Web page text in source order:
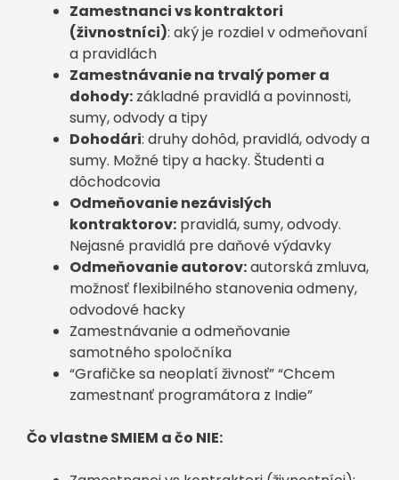
Zamestnanci vs kontraktori
(živnostníci): aký je rozdiel v odmeňovaní
a pravidlách
Zamestnávanie na trvalý pomer a
dohody: základné pravidlá a povinnosti,
sumy, odvody a tipy
Dohodári: druhy dohôd, pravidlá, odvody a
sumy. Možné tipy a hacky. Študenti a
dôchodcovia
Odmeňovanie nezávislých
kontraktorov: pravidlá, sumy, odvody.
Nejasné pravidlá pre daňové výdavky
Odmeňovanie autorov:autorská zmluva,
možnosť flexibilného stanovenia odmeny,
odvodové hacky
Zamestnávanie a odmeňovanie
samotného spoločníka
“Grafičke sa neoplatí živnosť” “Chcem
zamestnanť programátora z Indie”
Čo vlastne SMIEM a čo NIE: